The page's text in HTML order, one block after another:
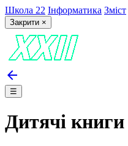
Школа 22 Інформатика Зміст
Закрити ×
arrow_back
☰
Дитячі книги